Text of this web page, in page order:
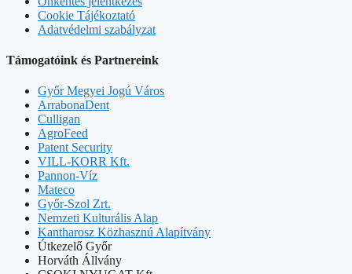
Cookie Tájékoztató
Adatvédelmi szabályzat
Támogatóink és Partnereink
Győr Megyei Jogú Város
ArrabonaDent
Culligan
AgroFeed
Patent Security
VILL-KORR Kft.
Pannon-Víz
Mateco
Győr-Szol Zrt.
Nemzeti Kulturális Alap
Kantharosz Közhasznú Alapítvány
Útkezelő Győr
Horváth Állvány